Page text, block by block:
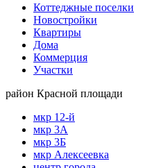
Коттеджные поселки
Новостройки
Квартиры
Дома
Коммерция
Участки
район Красной площади
мкр 12-й
мкр 3А
мкр 3Б
мкр Алексеевка